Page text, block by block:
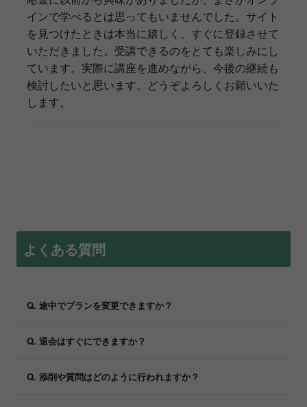
インで学べるとは思ってもいませんでした。サイト
を見つけたときは本当に嬉しく、すぐに登録させて
いただきました。受講できるのをとても楽しみにし
ています。実際に講座を進めながら、今後の継続も
検討したいと思います。どうぞよろしくお願いいた
します。
よくある質問
Q. 途中でプランを変更できますか？
Q. 退会はすぐにできますか？
Q. 添削や質問はどのように行われますか？